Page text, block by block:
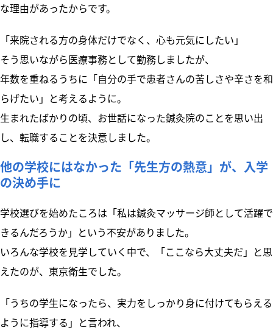
な理由があったからです。
「来院される方の身体だけでなく、心も元気にしたい」
そう思いながら医療事務として勤務しましたが、
年数を重ねるうちに「自分の手で患者さんの苦しさや辛さを和
らげたい」と考えるように。
生まれたばかりの頃、お世話になった鍼灸院のことを思い出
し、転職することを決意しました。
他の学校にはなかった「先生方の熱意」が、入学
の決め手に
学校選びを始めたころは「私は鍼灸マッサージ師として活躍で
きるんだろうか」という不安がありました。
いろんな学校を見学していく中で、「ここなら大丈夫だ」と思
えたのが、東京衛生でした。
「うちの学生になったら、実力をしっかり身に付けてもらえる
ように指導する」と言われ、